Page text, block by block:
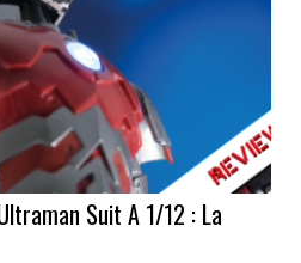
Suit A 1/12 : La